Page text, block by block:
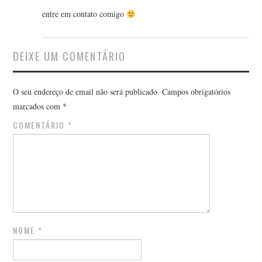
entre em contato comigo
DEIXE UM COMENTÁRIO
O seu endereço de email não será publicado. Campos obrigatórios
marcados com *
COMENTÁRIO *
NOME *